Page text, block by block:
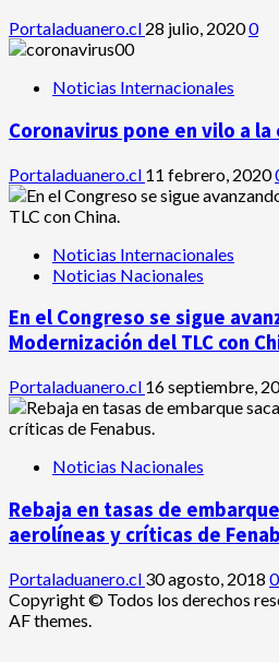
Portaladuanero.cl 28 julio, 20200
Noticias Internacionales
Coronavirus pone en vilo a la
Portaladuanero.cl 11 febrero, 2020
Noticias Internacionales
Noticias Nacionales
En el Congreso se sigue
Modernización del TLC con
Portaladuanero.cl 16 septiembre,
Noticias Nacionales
Rebaja en tasas de
aerolíneas y críticas de
Portaladuanero.cl 30 agosto, 2018 0
Copyright © Todos los derechos
AF themes.